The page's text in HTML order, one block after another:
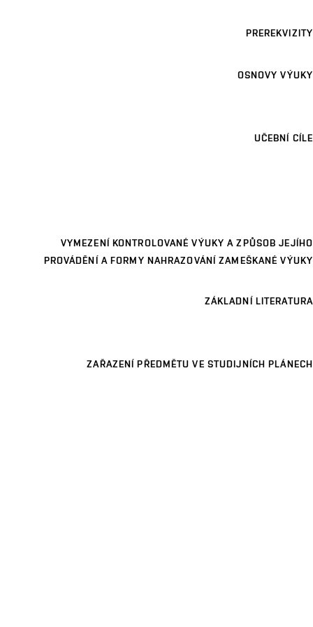
PREREKVIZITY
OSNOVY VÝUKY
UČEBNÍ CÍLE
VYMEZENÍ KONTROLOVANÉ VÝUKY A ZPŮSOB JEJÍHO
PROVÁDĚNÍ A FORMY NAHRAZOVÁNÍ ZAMEŠKANÉ VÝUKY
ZÁKLADNÍ LITERATURA
ZAŘAZENÍ PŘEDMĚTU VE STUDIJNÍCH PLÁNECH